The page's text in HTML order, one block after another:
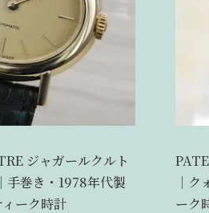
ジャガールクルト
手巻き・1978年代製
ィーク時計
｜
ーク